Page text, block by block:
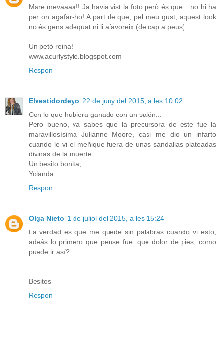
Mare mevaaaa!! Ja havia vist la foto però és que... no hi ha
per on agafar-ho! A part de que, pel meu gust, aquest look
no és gens adequat ni li afavoreix (de cap a peus).
Un petó reina!!
www.acurlystyle.blogspot.com
Respon
Elvestidordeyo 22 de juny del 2015, a les 10:02
Con lo que hubiera ganado con un salón...
Pero bueno, ya sabes que la precursora de este fue la
maravillosísima Julianne Moore, casi me dio un infarto
cuando le vi el meñique fuera de unas sandalias plateadas
divinas de la muerte.
Un besito bonita,
Yolanda.
Respon
Olga Nieto 1 de juliol del 2015, a les 15:24
La verdad es que me quede sin palabras cuando vi esto,
adeás lo primero que pense fue: que dolor de pies, como
puede ir así?
Besitos
Respon